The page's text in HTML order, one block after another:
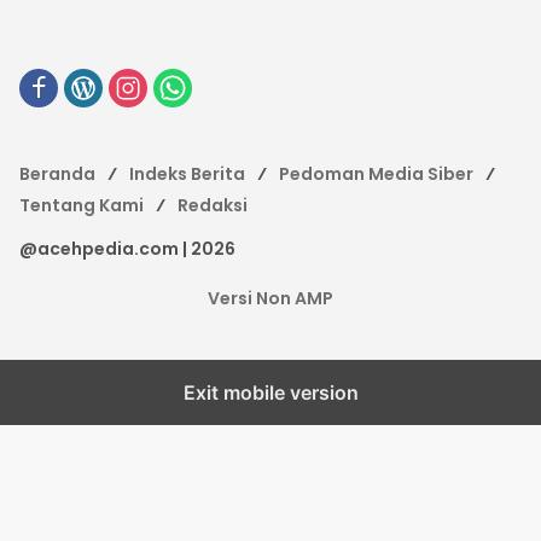
Beranda Indeks Berita
Pedoman Media Siber
Tentang Kami
Redaksi
@acehpedia.com | 2026
Versi Non AMP
Exit mobile version